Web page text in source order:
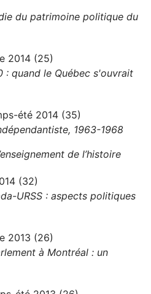
du patrimoine politique du
2014 (25)
: quand le Québec s'ouvrait
été 2014 (35)
1963-1968
de l’histoire
(32)
URSS : aspects politiques
2013 (26)
à Montréal : un